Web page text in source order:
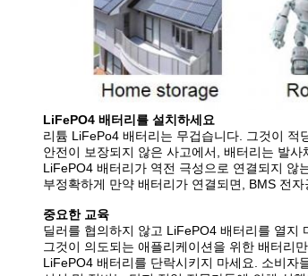
LiFePO4 배터리를 설치하세요
리튬 LiFePo4 배터리는 무겁습니다. 그것이 적
안전이 보장되지 않은 사고에서, 배터리는 발
LiFePO4 배터리가 역전 극성으로 연결되지 않
부정확하게 만약 배터리가 연결되면, BMS 전
중요한 교육
딜러를 협의하지 않고 LiFePO4 배터리를 열지
그것이 의도되는 애플리케이션을 위한 배터리
LiFePO4 배터리를 단락시키지 마세요. 소비자